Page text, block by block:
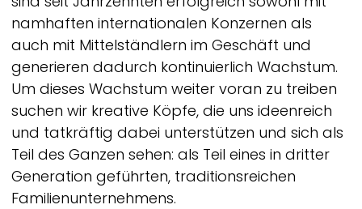
namhaften internationalen Konzernen als
auch mit Mittelständlern im Geschäft und
generieren dadurch kontinuierlich Wachstum.
Um dieses Wachstum weiter voran zu treiben
suchen wir kreative Köpfe, die uns ideenreich
und tatkräftig dabei unterstützen und sich als
Teil des Ganzen sehen: als Teil eines in dritter
Generation geführten, traditionsreichen
Familienunternehmens.